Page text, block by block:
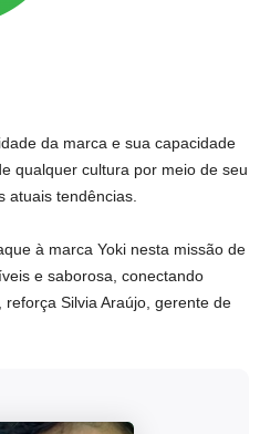
da marca e sua capacidade
qualquer cultura por meio de seu
atuais tendências.
à marca Yoki nesta missão de
e saborosa, conectando
Silvia Araújo, gerente de